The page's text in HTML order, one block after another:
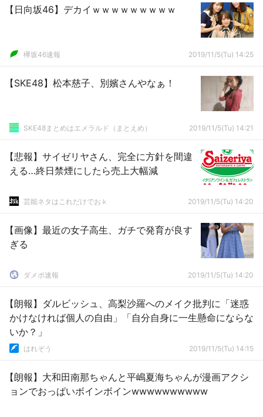
【日向坂46】デカイｗｗｗｗｗｗｗｗｗ
欅坂46速報 2019/11/5(Tu) 14:25
【SKE48】松本慈子、別嬪さんやなぁ！
SKE48まとめはエメラルド（まとえめ） 2019/11/5(Tu) 14:21
【悲報】サイゼリヤさん、完全に方針を間違
える…終日禁煙にしたら売上大幅減
芸能ネタはこれだけでおｋ 2019/11/5(Tu) 14:20
【画像】最近の女子高生、ガチで発育が良す
ぎる
ダメポ速報 2019/11/5(Tu) 14:20
【朗報】ダルビッシュ、高梨沙羅へのメイク批判に「迷惑
かけなければ個人の自由」「自分自身に一生懸命にならな
いか？」
はれぞう 2019/11/5(Tu) 14:15
【朗報】大和田南那ちゃんと平嶋夏海ちゃんが漫画アクシ
ョンでおっぱいボインボインwwwwwwwwww